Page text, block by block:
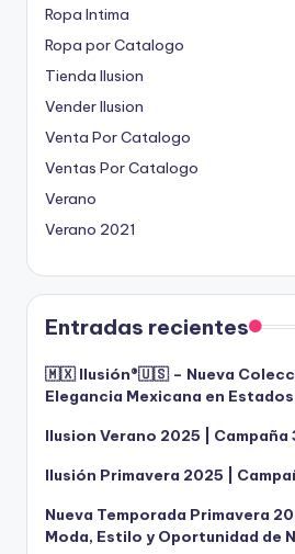
Ropa Intima
Ropa por Catalogo
Tienda Ilusion
Vender Ilusion
Venta Por Catalogo
Ventas Por Catalogo
Verano
Verano 2021
Entradas recientes
🇲🇽 Ilusión®️🇺🇸 – Nueva
Elegancia Mexicana en
Ilusion Verano 2025 | Campaña
Ilusión Primavera 2025 |
Nueva Temporada Primavera
Moda, Estilo y Oportunidad de